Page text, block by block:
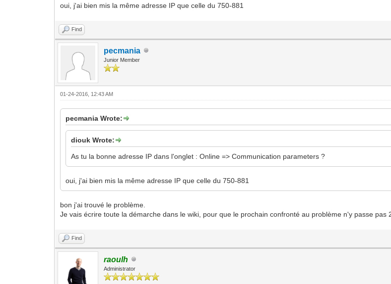
oui, j'ai bien mis la même adresse IP que celle du 750-881
Find
pecmania
Junior Member
01-24-2016, 12:43 AM
pecmania Wrote:
diouk Wrote:
As tu la bonne adresse IP dans l'onglet : Online => Communication parameters ?
oui, j'ai bien mis la même adresse IP que celle du 750-881
bon j'ai trouvé le problème.
Je vais écrire toute la démarche dans le wiki, pour que le prochain confronté au problème n'y passe pas
Find
raoulh
Administrator